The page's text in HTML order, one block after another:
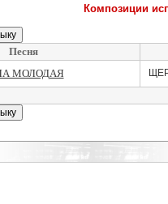
Композиции
Песня
МОЛОДАЯ